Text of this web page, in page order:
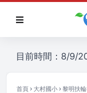
目前時間：8/9/
首頁 大村國小 黎明扶